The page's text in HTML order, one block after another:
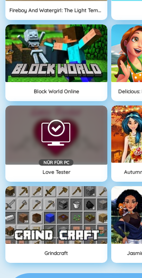
Fireboy And Watergirl: The Light Temple
Block World Online
NÜR FÜR PC
Love Tester
Grindcraft